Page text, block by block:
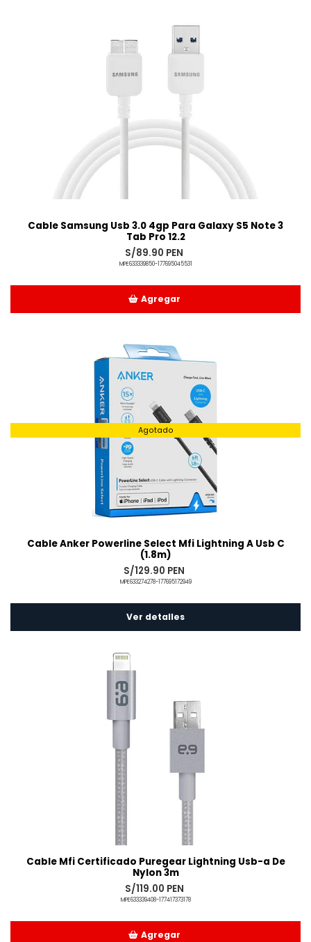
Cable Samsung Usb 3.0 4gp Para Galaxy S5 Note 3
Tab Pro 12.2
S/89.90 PEN
MPE633339850-177695045531
Agregar
Agotado
Cable Anker Powerline Select Mfi Lightning A Usb C
(1.8m)
S/129.90 PEN
MPE633274278-177695172949
Ver detalles
Cable Mfi Certificado Puregear Lightning Usb-a De
Nylon 3m
S/119.00 PEN
MPE633339408-177417373178
Agregar